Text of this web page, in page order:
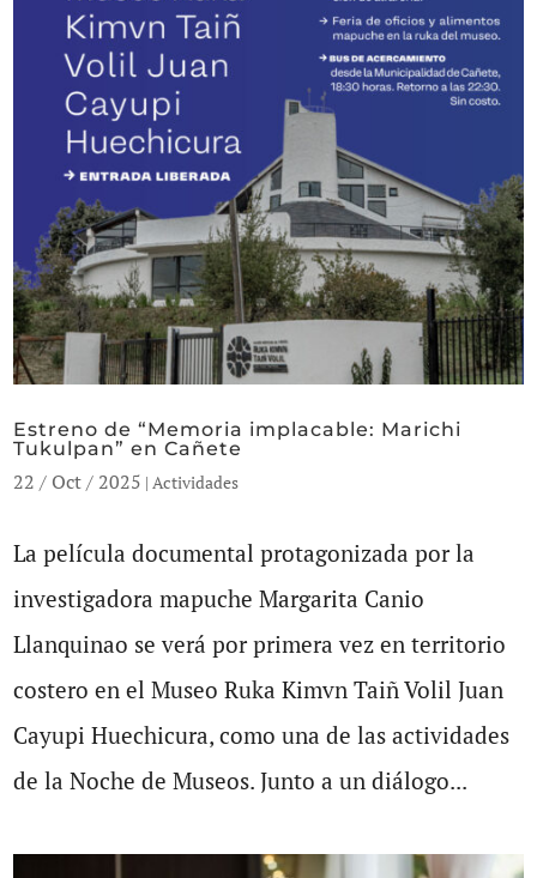
Estreno de “Memoria implacable: Marichi
Tukulpan” en Cañete
22 / Oct / 2025 |Actividades
La película documental protagonizada por la
investigadora mapuche Margarita Canio
Llanquinao se verá por primera vez en territorio
costero en el Museo Ruka Kimvn Taiñ Volil Juan
Cayupi Huechicura, como una de las actividades
de la Noche de Museos. Junto a un diálogo...